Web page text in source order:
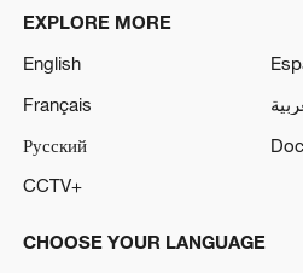
EXPLORE MORE
English
Français
Русский
CCTV+
CHOOSE YOUR LANGUAGE